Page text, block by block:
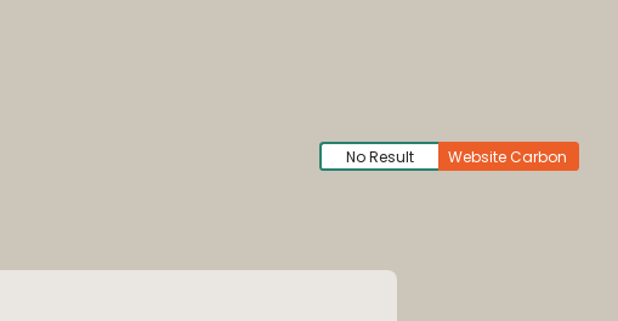
No Result Website Carbon